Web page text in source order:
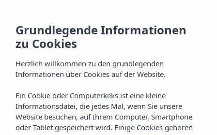
Ecotax
Vibra Hotels
Grundlegende Informationen
zu Cookies
Herzlich willkommen zu den grundlegenden
Informationen über Cookies auf der Website.
Ein Cookie oder Computerkeks ist eine kleine
Informationsdatei, die jedes Mal, wenn Sie unsere
Website besuchen, auf Ihrem Computer, Smartphone
oder Tablet gespeichert wird. Einige Cookies gehören